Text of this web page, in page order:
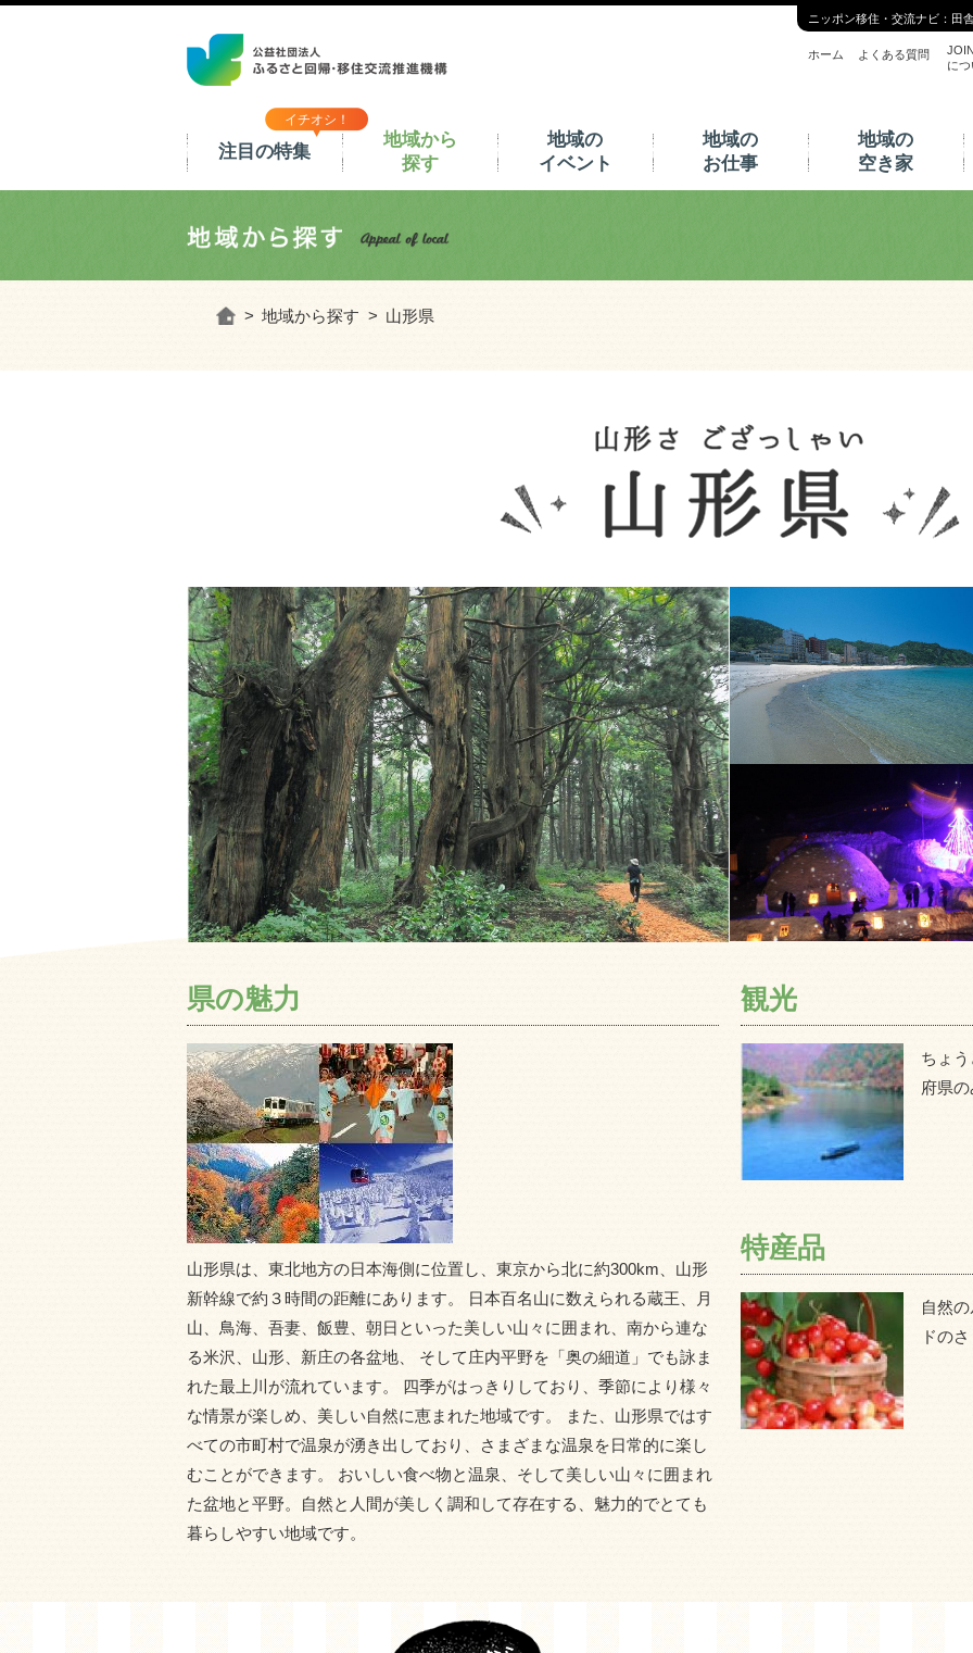
ニッポン移住・交流ナビ：田
ホーム よくある質問
に
イチオシ！
注目の特集
地域から
探す
地域の
イベント
地域の
お仕事
地域の
空き家
ホーム 地域から探す 山形県
県の魅力
山形県は、東北地方の日本海側に位置し、東京から北に約300km、山形
新幹線で約３時間の距離にあります。 日本百名山に数えられる蔵王、月
山、鳥海、吾妻、飯豊、朝日といった美しい山々に囲まれ、南から連な
る米沢、山形、新庄の各盆地、 そして庄内平野を「奥の細道」でも詠ま
れた最上川が流れています。 四季がはっきりしており、季節により様々
な情景が楽しめ、美しい自然に恵まれた地域です。 また、山形県ではす
べての市町村で温泉が湧き出しており、さまざまな温泉を日常的に楽し
むことができます。 おいしい食べ物と温泉、そして美しい山々に囲まれ
た盆地と平野。自然と人間が美しく調和して存在する、魅力的でとても
暮らしやすい地域です。
観光
ちょ
府県
特産品
自然
ドの